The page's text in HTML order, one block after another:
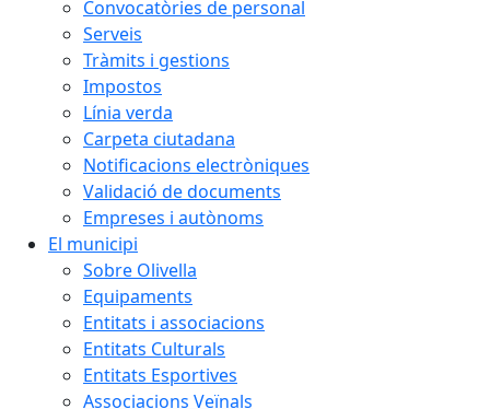
Convocatòries de personal
Serveis
Tràmits i gestions
Impostos
Línia verda
Carpeta ciutadana
Notificacions electròniques
Validació de documents
Empreses i autònoms
El municipi
Sobre Olivella
Equipaments
Entitats i associacions
Entitats Culturals
Entitats Esportives
Associacions Veïnals